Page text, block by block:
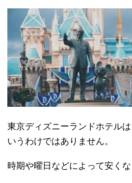
東京ディズニーランドホテル
いうわけではありません。
時期や曜日などによって安くな